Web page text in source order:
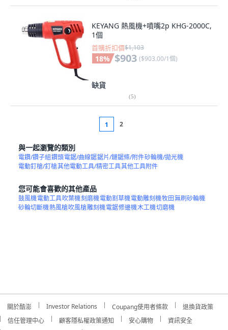
KEYANG 熱風機+噴嘴2p KHG-2000C,
1個
首購折扣價$1,103
18% $903 ($903.00/1個)
缺貨
(5)
1 2
與一起瀏覽的類別
電鑽/鑽子組鑽頭電鋸/曲線鋸鋸片/鏈鋸條/附件砂輪機/拋光機
電動釘槍/釘槍其他電動工具/精密工具其他工具附件
您可能會喜歡的其他產品
鼓風機電動工具吹葉機刻磨機電動割草機電動雕刻機牧田無刷砂輪機
砂輪切斷機熱風槍吹風槍雕刻機電鋸修邊機木工機切磨機
關於酷澎 Investor Relations Coupang使用者條款
退換貨政策
信任管理中心
顧客隱私權政策通知 安心購物 資訊安全